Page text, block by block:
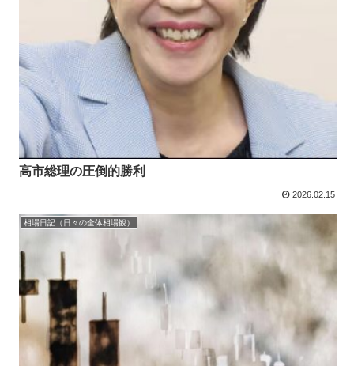
高市総理の圧倒的勝利
2026.02.15
相場日記（日々の全体相場観）